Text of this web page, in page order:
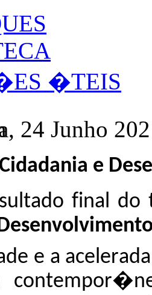
�TEIS
24 Junho
e
final do
e a